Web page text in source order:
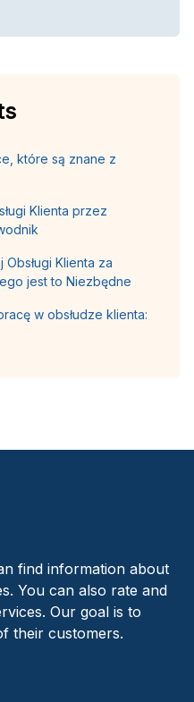
które są znane z
Klienta przez
Klienta za
jest to Niezbędne
w obsłudze klienta:
find information about
You can also rate and
Our goal is to
their customers.